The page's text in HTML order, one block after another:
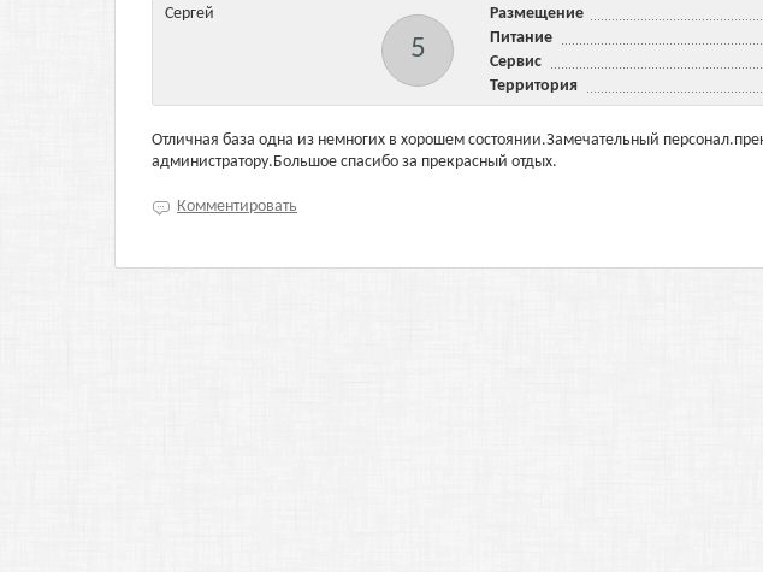
Сергей
5
Размещение
Питание
Сервис
Территория
Отличная база одна из немногих в хорошем состоянии.Замечательный
администратору.Большое спасибо за прекрасный отдых.
Комментировать